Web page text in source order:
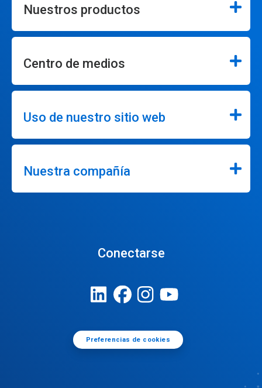
Nuestros productos
Centro de medios
Uso de nuestro sitio web
Nuestra compañía
Conectarse
Preferencias de cookies